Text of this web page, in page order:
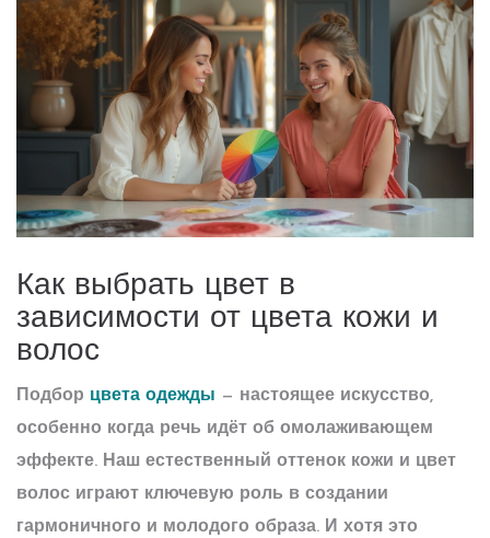
Как выбрать цвет в
зависимости от цвета кожи и
волос
Подбор цвета одежды — настоящее искусство,
особенно когда речь идёт об омолаживающем
эффекте. Наш естественный оттенок кожи и цвет
волос играют ключевую роль в создании
гармоничного и молодого образа. И хотя это